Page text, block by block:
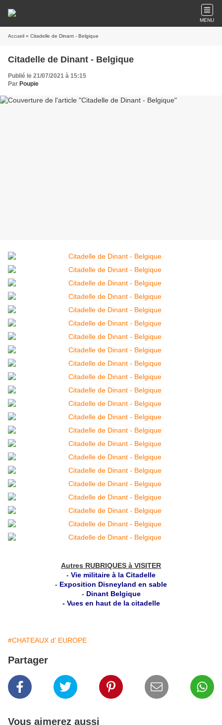
MENU
Accueil » Citadelle de Dinant - Belgique
Citadelle de Dinant - Belgique
Publié le 21/07/2021 à 15:15
Par Poupie
Autres RUBRIQUES à VISITER
- Vie militaire à la Citadelle
- Exposition Disneyland en sable
- Dinant Belgique
- Vues en haut de la citadelle
#CHATEAUX d' EUROPE
Partager
Vous aimerez aussi